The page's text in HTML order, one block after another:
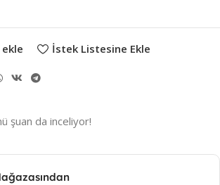
ekle İstek Listesine Ekle
şuan da inceliyor!